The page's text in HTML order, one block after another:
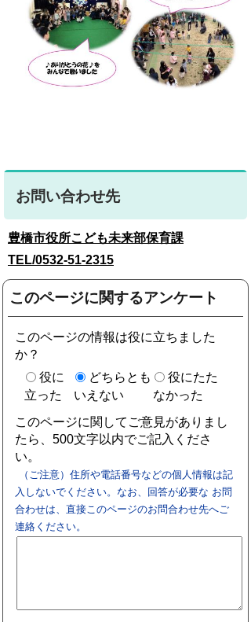
お問い合わせ先
豊橋市役所こども未来部保育課
TEL/0532-51-2315
このページに関するアンケート
このページの情報は役に立ちました
か？
役に
立った
どちらとも
いえない
役にたた
なかった
このページに関してご意見がありまし
たら、500文字以内でご記入くださ
い。
（ご注意）住所や電話番号などの個人情報は記
入しないでください。なお、回答が必要な お問
合わせは、直接このページのお問合わせ先へご
連絡ください。